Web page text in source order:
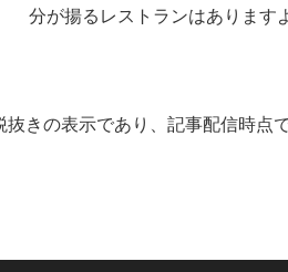
分が揚るレストランはあります
きの表示であり、記事配信時点